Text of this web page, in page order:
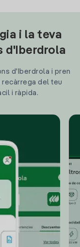
i la teva
d'Iberdrola
d'Iberdrola i pren
del teu
i ràpida.